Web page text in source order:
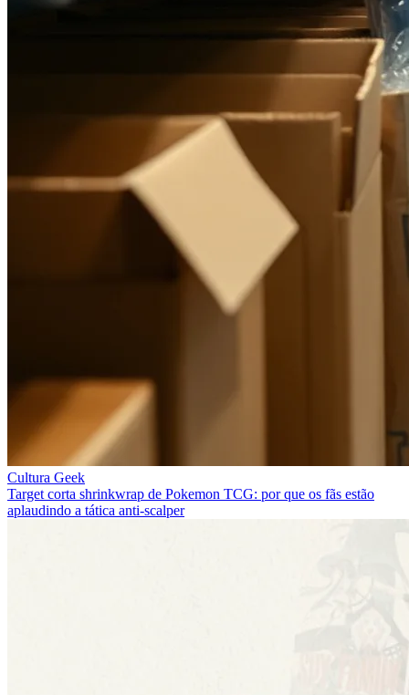
Cultura Geek
Target corta shrinkwrap de Pokemon TCG: por que os fãs estão
aplaudindo a tática anti-scalper